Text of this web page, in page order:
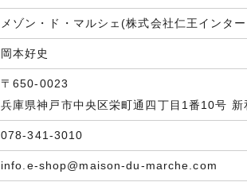
メゾン・ド・マルシェ(株式会社仁王インタ
岡本好史
〒650-0023
兵庫県神戸市中央区栄町通四丁目1番10号 新
078-341-3010
info.e-shop@maison-du-marche.com